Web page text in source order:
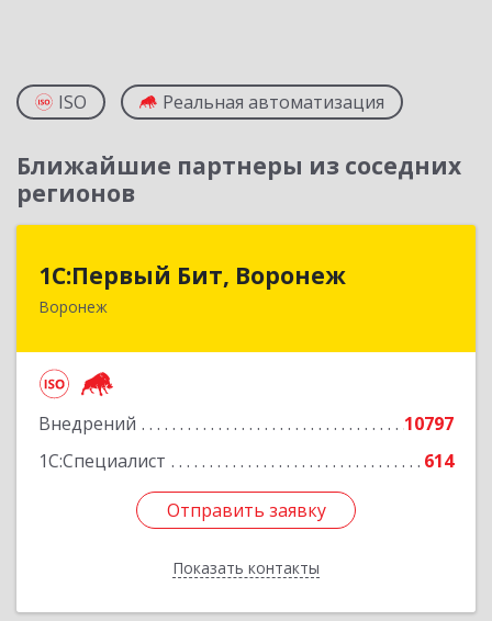
ISO Реальная автоматизация
Ближайшие партнеры из соседних
регионов
1С:Первый Бит, Воронеж
Воронеж
Внедрений
10797
1С:Специалист
614
Отправить заявку
Показать контакты
1С:Первый Бит, Воронеж
394006, Воронежская обл, Воронеж г, 20-летия
Отправить заявку
Назад